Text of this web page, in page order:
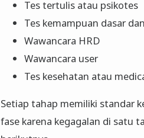
Tes tertulis atau psikotes
Tes kemampuan dasar
Wawancara HRD
Wawancara user
Tes kesehatan atau
Setiap tahap memiliki standar
fase karena kegagalan di satu